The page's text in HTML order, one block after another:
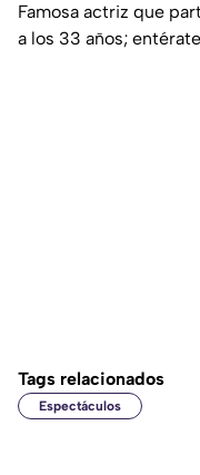
Famosa actriz que
a los 33 años;
Tags relacionados
Espectáculos